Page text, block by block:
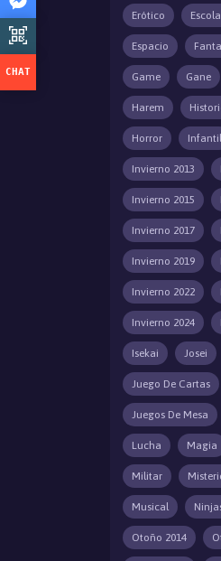
Erótico
Espacio
Game Gane
Harem
Horror Infantil
Invierno 2013
Invierno 2015
Invierno 2017
Invierno 2019
Invierno 2022
Invierno 2024
Isekai Josei
Juego De Cartas
Juegos De Mesa
Lucha Magia
Militar
Musical
Otoño 2014